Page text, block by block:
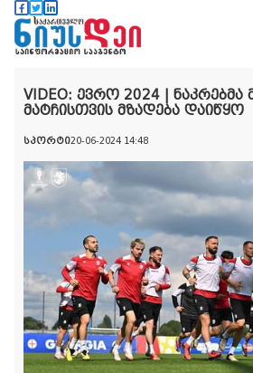
VIDEO: ევრო 2024 |
მატჩისთვის მზადება დაიწყო
სპორტი20-06-2024 14:48